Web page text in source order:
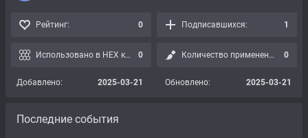
Рейтинг: 0 Подписавшихся: 1
Использовано в HEX картах: 0 Количество применений: 0
Добавлено: 2025-03-21 Обновлено: 2025-03-21
Последние события